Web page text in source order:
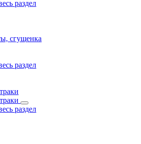
раздел
сгущенка
раздел
раздел